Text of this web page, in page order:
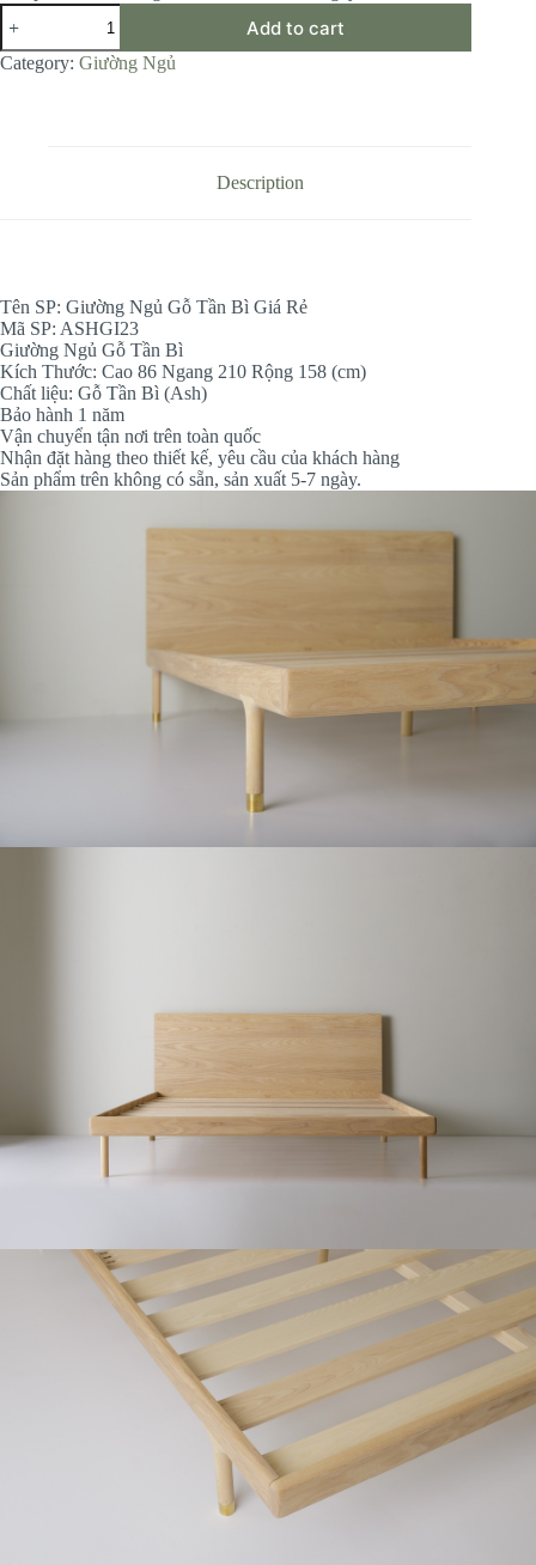
Giường
Ngủ
Gỗ
Tần
Add to cart
Category: Giường Ngủ
Description
Tên SP: Giường Ngủ Gỗ Tần Bì Giá Rẻ
Mã SP: ASHGI23
Giường Ngủ Gỗ Tần Bì
Kích Thước: Cao 86 Ngang 210 Rộng 158 (cm)
Chất liệu: Gỗ Tần Bì (Ash)
Bảo hành 1 năm
Vận chuyển tận nơi trên toàn quốc
Nhận đặt hàng theo thiết kế, yêu cầu của khách hàng
Sản phẩm trên không có sẵn, sản xuất 5-7 ngày.